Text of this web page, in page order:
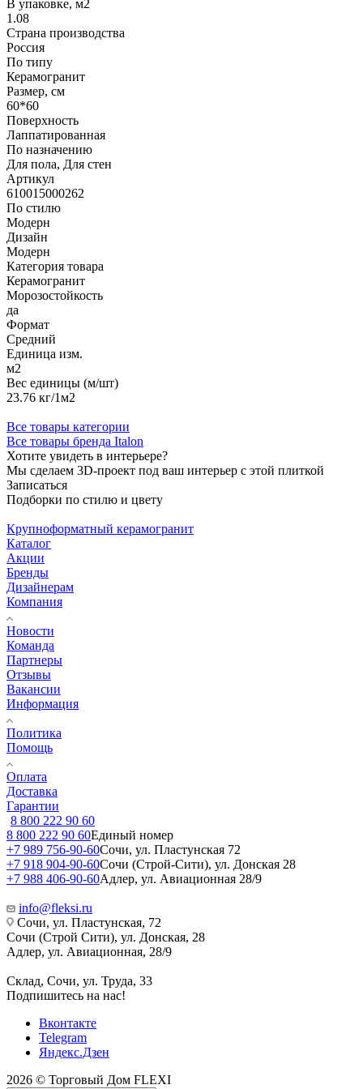
В упаковке, м2
1.08
Страна производства
Россия
По типу
Керамогранит
Размер, см
60*60
Поверхность
Лаппатированная
По назначению
Для пола, Для стен
Артикул
610015000262
По стилю
Модерн
Дизайн
Модерн
Категория товара
Керамогранит
Морозостойкость
да
Формат
Средний
Единица изм.
м2
Вес единицы (м/шт)
23.76 кг/1м2
Все товары категории
Все товары бренда Italon
Хотите увидеть в интерьере?
Мы сделаем 3D-проект под ваш интерьер с этой плиткой
Записаться
Подборки по стилю и цвету
Крупноформатный керамогранит
Каталог
Акции
Бренды
Дизайнерам
Компания
Новости
Команда
Партнеры
Отзывы
Вакансии
Информация
Политика
Помощь
Оплата
Доставка
Гарантии
8 800 222 90 60
8 800 222 90 60Единый номер
+7 989 756-90-60Сочи, ул. Пластунская 72
+7 918 904-90-60Сочи (Строй-Сити), ул. Донская 28
+7 988 406-90-60Адлер, ул. Авиационная 28/9
info@fleksi.ru
Сочи, ул. Пластунская, 72
Сочи (Строй Сити), ул. Донская, 28
Адлер, ул. Авиационная, 28/9
Склад, Сочи, ул. Труда, 33
Подпишитесь на нас!
Вконтакте
Telegram
Яндекс.Дзен
2026 © Торговый Дом FLEXI